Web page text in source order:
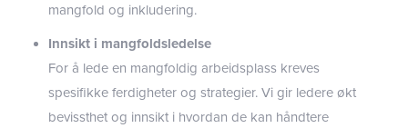
mangfold og inkludering.
Innsikt i mangfoldsledelse
For å lede en mangfoldig arbeidsplass kreves
spesifikke ferdigheter og strategier. Vi gir ledere økt
bevissthet og innsikt i hvordan de kan håndtere